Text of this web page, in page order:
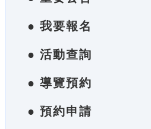
● 我要報名
● 活動查詢
● 導覽預約
● 預約申請